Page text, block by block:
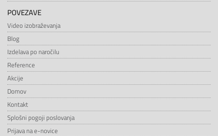
POVEZAVE
Video izobraževanja
Blog
Izdelava po naročilu
Reference
Akcije
Domov
Kontakt
Splošni pogoji poslovanja
Prijava na e-novice